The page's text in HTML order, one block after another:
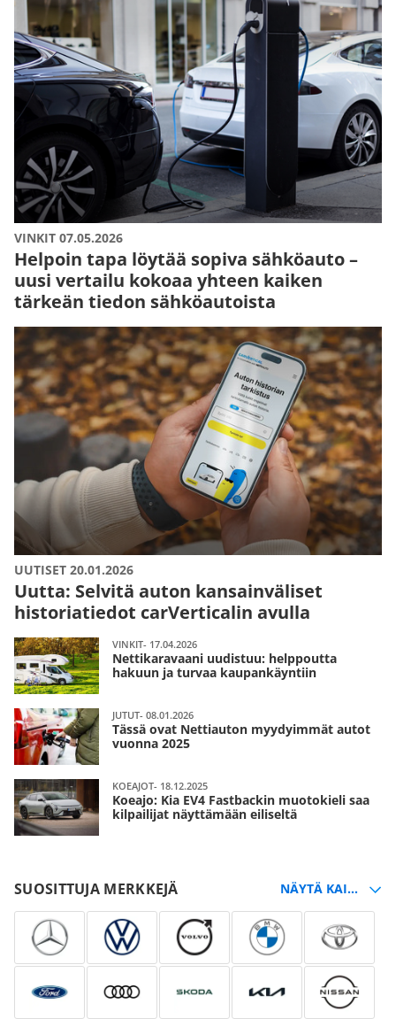
VINKIT 07.05.2026
Helpoin tapa löytää sopiva sähköauto –
uusi vertailu kokoaa yhteen kaiken
tärkeän tiedon sähköautoista
UUTISET 20.01.2026
Uutta: Selvitä auton kansainväliset
historiatiedot carVerticalin avulla
VINKIT- 17.04.2026
Nettikaravaani uudistuu: helppoutta
hakuun ja turvaa kaupankäyntiin
JUTUT- 08.01.2026
Tässä ovat Nettiauton myydyimmät autot
vuonna 2025
KOEAJOT- 18.12.2025
Koeajo: Kia EV4 Fastbackin muotokieli saa
kilpailijat näyttämään eiliseltä
SUOSITTUJA MERKKEJÄ